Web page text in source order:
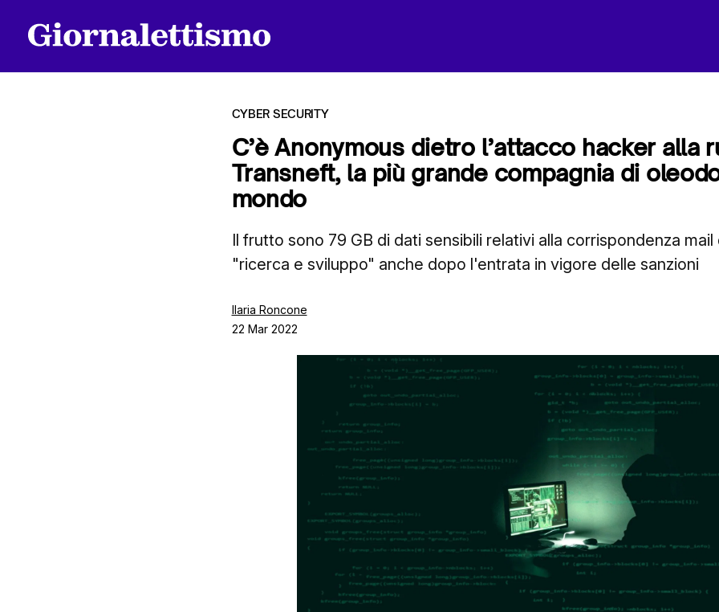
CYBER SECURITY
C’è Anonymous dietro l’attacco hacker alla
Transneft, la più grande compagnia di
mondo
Il frutto sono 79 GB di dati sensibili relativi alla corrispondenza
"ricerca e sviluppo" anche dopo l'entrata in vigore delle sanzioni
Ilaria Roncone
22 Mar 2022